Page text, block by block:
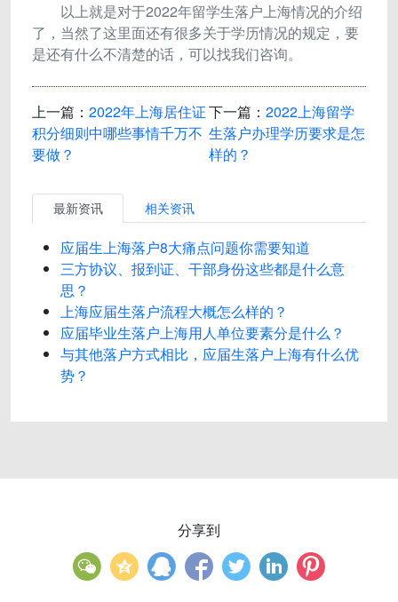
以上就是对于2022年留学生落户上海情况的介绍
了，当然了这里面还有很多关于学历情况的规定，要
是还有什么不清楚的话，可以找我们咨询。
上一篇： 2022年上海居住证
积分细则中哪些事情千万不
要做？
下一篇： 2022上海留学
生落户办理学历要求是怎
样的？
最新资讯 相关资讯
应届生上海落户8大痛点问题你需要知道
三方协议、报到证、干部身份这些都是什么意
思？
上海应届生落户流程大概怎么样的？
应届毕业生落户上海用人单位要素分是什么？
与其他落户方式相比，应届生落户上海有什么优
势？
分享到